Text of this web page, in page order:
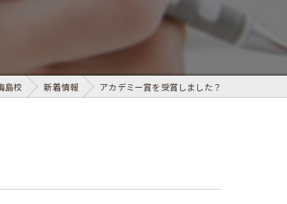
島校 新着情報 アカデミー賞を受賞しました？